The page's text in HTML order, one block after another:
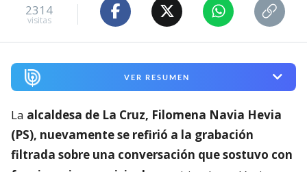
2314
visitas
VER RESUMEN
La alcaldesa de La Cruz, Filomena Navia Hevia
(PS), nuevamente se refirió a la grabación
filtrada sobre una conversación que sostuvo con